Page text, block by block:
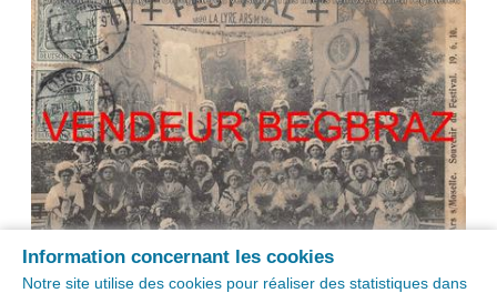
Information concernant les cookies
Notre site utilise des cookies pour réaliser des statistiques dans